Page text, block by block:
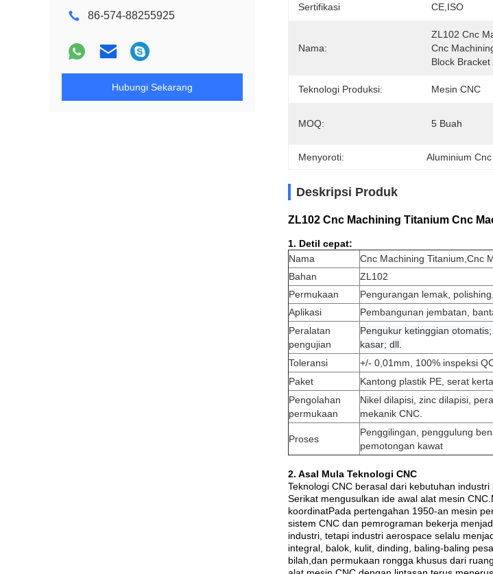
86-574-88255925
Hubungi Sekarang
Sertifikasi CE,ISO
Nama:
ZL102 Cnc
Cnc
Block Bracket
Teknologi Produksi: Mesin CNC
MOQ: 5 Buah
Menyoroti: Aluminium
Deskripsi Produk
ZL102 Cnc Machining Titanium Cnc
1. Detil cepat:
Nama
Cnc Machining Titanium,Cnc
Bahan
ZL102
Permukaan
Pengurangan lemak,
Aplikasi
Pembangunan jembatan,
Peralatan
pengujian
Pengukur ketinggian
kasar; dll.
Toleransi
+/- 0,01mm, 100% inspeksi
Paket
Kantong plastik PE, serat
Pengolahan
permukaan
Nikel dilapisi, zinc dilapisi,
mekanik CNC.
Proses
Penggilingan, penggulung
pemotongan kawat
2. Asal Mula Teknologi CNC
Teknologi CNC berasal dari kebutuhan
Serikat mengusulkan ide awal alat mesin
koordinatPada pertengahan 1950-an mesin
sistem CNC dan pemrograman bekerja
industri, tetapi industri aerospace selalu
integral, balok, kulit, dinding, baling-baling
bilah,dan permukaan rongga khusus dari